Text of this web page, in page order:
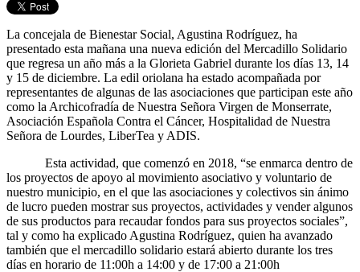
La concejala de Bienestar Social, Agustina Rodríguez, ha
presentado esta mañana una nueva edición del Mercadillo Solidario
que regresa un año más a la Glorieta Gabriel durante los días 13, 14
y 15 de diciembre. La edil oriolana ha estado acompañada por
representantes de algunas de las asociaciones que participan este año
como la Archicofradía de Nuestra Señora Virgen de Monserrate,
Asociación Española Contra el Cáncer, Hospitalidad de Nuestra
Señora de Lourdes, LiberTea y ADIS.
Esta actividad, que comenzó en 2018, “se enmarca dentro de
los proyectos de apoyo al movimiento asociativo y voluntario de
nuestro municipio, en el que las asociaciones y colectivos sin ánimo
de lucro pueden mostrar sus proyectos, actividades y vender algunos
de sus productos para recaudar fondos para sus proyectos sociales”,
tal y como ha explicado Agustina Rodríguez, quien ha avanzado
también que el mercadillo solidario estará abierto durante los tres
días en horario de 11:00h a 14:00 y de 17:00 a 21:00h